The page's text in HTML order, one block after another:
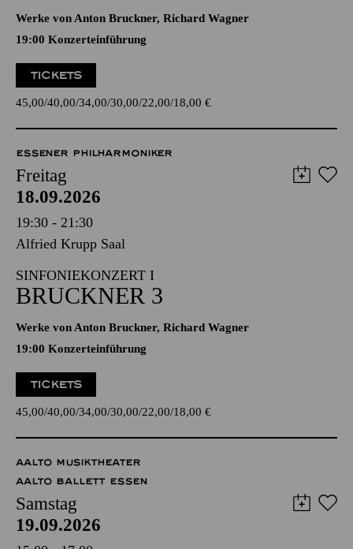
Werke von Anton Bruckner, Richard Wagner
19:00 Konzerteinführung
TICKETS
45,00 40,00 34,00 30,00 22,00 18,00 €
ESSENER PHILHARMONIKER
Freitag
18.09.2026
19:30 - 21:30
Alfried Krupp Saal
SINFONIEKONZERT I
BRUCKNER 3
Werke von Anton Bruckner, Richard Wagner
19:00 Konzerteinführung
TICKETS
45,00 40,00 34,00 30,00 22,00 18,00 €
AALTO MUSIKTHEATER
AALTO BALLETT ESSEN
Samstag
19.09.2026